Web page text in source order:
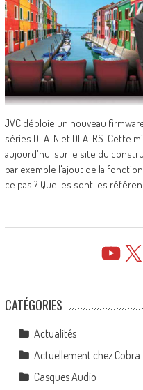
JVC déploie un nouveau
séries DLA-N et DLA-RS. Cette
aujourd'hui sur le site du
par exemple l'ajout de la
ce pas ? Quelles sont les
YouTube
CATÉGORIES
Actualités
Actuellement chez Cobra
Casques Audio